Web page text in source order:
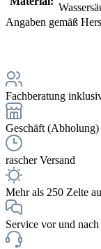
Angaben gemäß
Fachberatung
Geschäft (Abholung)
rascher Versand
Mehr als 250 Zelte
Service vor und